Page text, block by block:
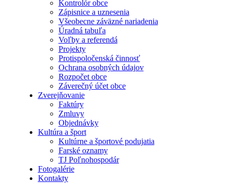
Kontrolór obce
Zápisnice a uznesenia
Všeobecne záväzné nariadenia
Úradná tabuľa
Voľby a referendá
Projekty
Protispoločenská činnosť
Ochrana osobných údajov
Rozpočet obce
Záverečný účet obce
Zverejňovanie
Faktúry
Zmluvy
Objednávky
Kultúra a šport
Kultúrne a športové podujatia
Farské oznamy
TJ Poľnohospodár
Fotogalérie
Kontakty